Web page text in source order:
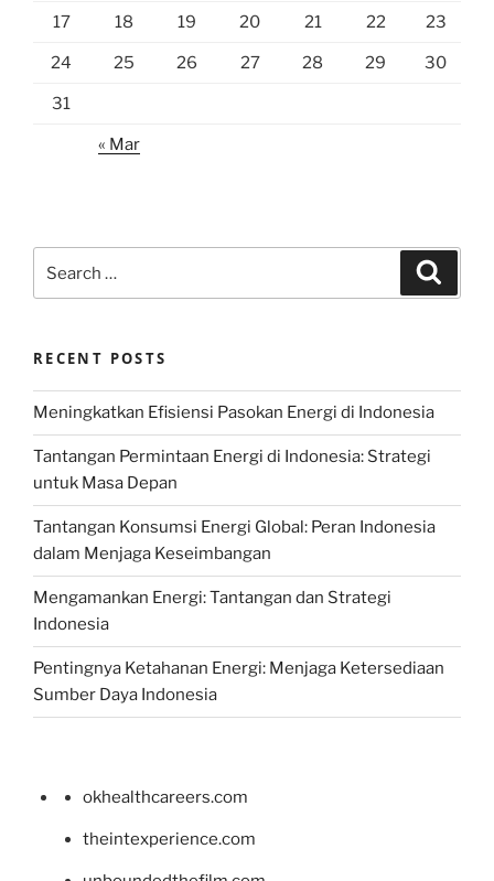
17 18 19 20 21 22 23
24 25 26 27 28 29 30
31
« Mar
for:
RECENT POSTS
Meningkatkan Efisiensi Pasokan Energi di Indonesia
Tantangan Permintaan Energi di Indonesia: Strategi
untuk Masa Depan
Tantangan Konsumsi Energi Global: Peran Indonesia
dalam Menjaga Keseimbangan
Mengamankan Energi: Tantangan dan Strategi
Indonesia
Pentingnya Ketahanan Energi: Menjaga Ketersediaan
Sumber Daya Indonesia
okhealthcareers.com
theintexperience.com